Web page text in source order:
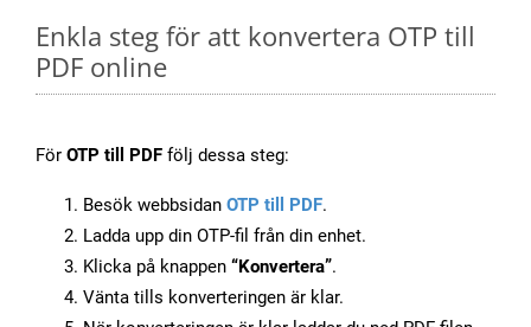
Enkla steg för att konvertera OTP till
PDF online
För OTP till PDF följ dessa steg:
Besök webbsidan OTP till PDF.
Ladda upp din OTP-fil från din enhet.
Klicka på knappen “Konvertera”.
Vänta tills konverteringen är klar.